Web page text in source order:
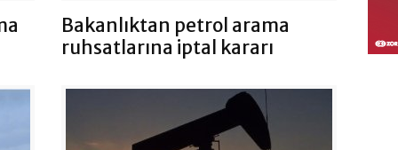
Bakanlıktan petrol arama
ruhsatlarına iptal kararı